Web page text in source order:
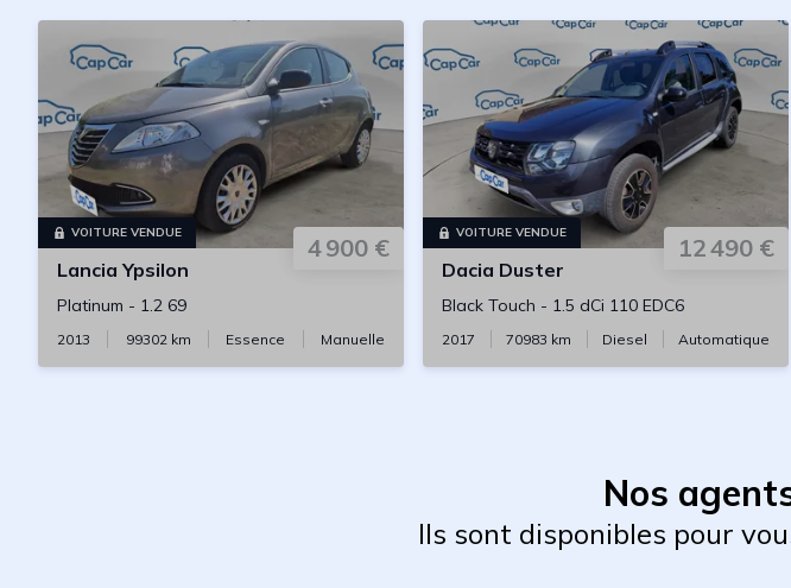
VOITURE VENDUE
4 900 €
Lancia Ypsilon
Platinum - 1.2 69
2013 99302km Essence Manuelle
VOITURE VENDUE
12 490 €
Dacia Duster
Black Touch - 1.5 dCi 110 EDC6
2017 70983 km Diesel Automatique
Nos
Ils sont disponibles pour